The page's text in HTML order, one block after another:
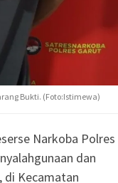
Bukti. (Foto:Istimewa)
Narkoba Polres
dan
di Kecamatan